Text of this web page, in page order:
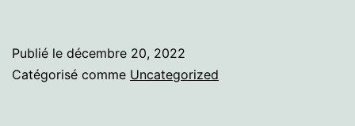
Publié le décembre 20, 2022
Catégorisé comme Uncategorized